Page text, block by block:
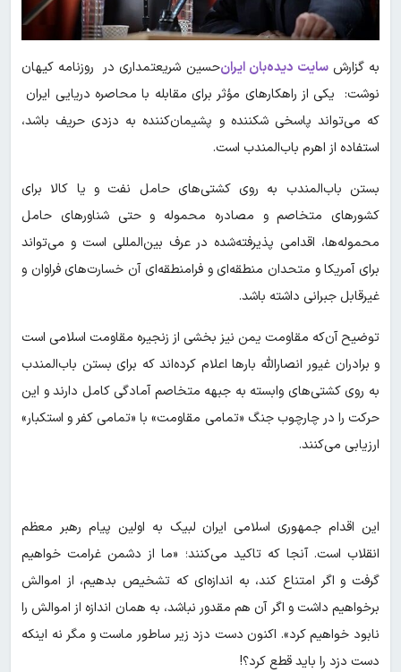
به گزارشسایت دیده‌بان ایرانحسین شریعتمداری در روزنامه کیهان
نوشت: یکی از راهکارهای مؤثر برای مقابله با محاصره دریایی ایران
که می‌تواند پاسخی شکننده و پشیمان‌کننده به دزدی حریف باشد،
استفاده از اهرم باب‌المندب است.
بستن باب‌المندب به روی کشتی‌های حامل نفت و یا کالا برای
کشورهای متخاصم و مصادره محموله و حتی شناورهای حامل
محموله‌ها، اقدامی پذیرفته‌شده در عرف بین‌المللی است و می‌تواند
برای آمریکا و متحدان منطقه‌ای و فرامنطقه‌ای آن خسارت‌های فراوان و
غیرقابل جبرانی داشته باشد.
توضیح آن‌که مقاومت یمن نیز بخشی از زنجیره مقاومت اسلامی است
و برادران غیور انصارالله بارها اعلام کرده‌اند که برای بستن باب‌المندب
به روی کشتی‌های وابسته به جبهه متخاصم آمادگی کامل دارند و این
حرکت را در چارچوب جنگ «تمامی مقاومت» با «تمامی کفر و استکبار»
ارزیابی می‌کنند.
این اقدام جمهوری اسلامی ایران لبیک به اولین پیام رهبر معظم
انقلاب است. آنجا که تاکید می‌کنند؛ «‌ما از دشمن غرامت خواهیم
گرفت و اگر امتناع کند، به اندازه‌ای که تشخیص بدهیم، از اموالش
برخواهیم داشت و اگر آن هم مقدور نباشد، به همان اندازه از اموالش را
نابود خواهیم کرد». اکنون دست دزد زیر ساطور ماست و مگر نه اینکه
دست دزد را باید قطع کرد؟!